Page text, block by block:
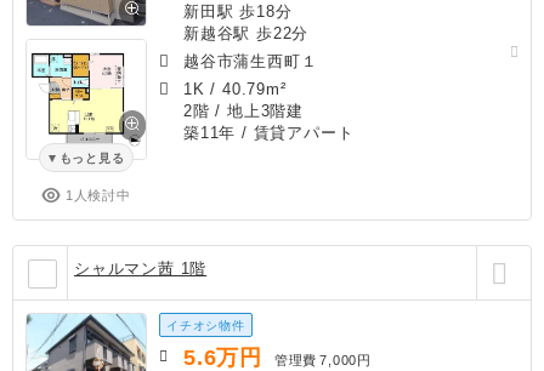
もっと見る
1人検討中
新田駅 歩18分
新越谷駅 歩22分
越谷市蒲生西町１
1K /40.79m²
2階 / 地上3階建
築11年 / 賃貸アパート
シャルマン茜 1階
イチオシ物件
5.6万円 管理費 7,000円